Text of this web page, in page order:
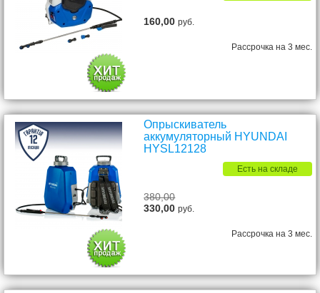
160,00руб.
Рассрочка на 3 мес.
Опрыскиватель
аккумуляторный HYUNDAI
HYSL12128
Есть на складе
380,00
330,00руб.
Рассрочка на 3 мес.